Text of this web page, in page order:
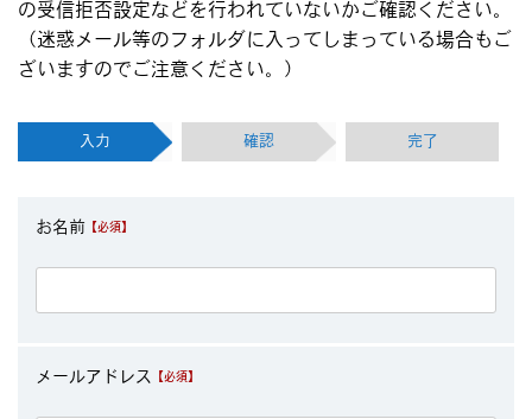
の受信拒否設定などを行われていないかご確認ください。
（迷惑メール等のフォルダに入ってしまっている場合もご
ざいますのでご注意ください。）
入力 確認 完了
お名前
メールアドレス